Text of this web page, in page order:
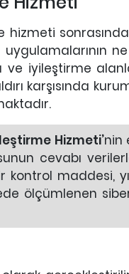
hizmeti
uygulamalarının
ve iyileştirme
karşısında
Hizmeti’nin
cevabı
maddesi,
ölçümlenen